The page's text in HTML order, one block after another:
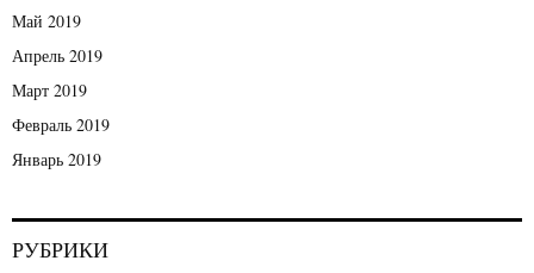
Май 2019
Апрель 2019
Март 2019
Февраль 2019
Январь 2019
РУБРИКИ